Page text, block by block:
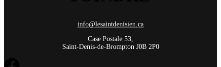
info@lesaintdenisien.ca
Case Postale 53,
Saint-Denis-de-Brompton J0B 2P0